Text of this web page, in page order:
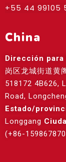
+55 44 99105
China
Dirección
岗区龙城街道黄
518172 4B626,
Road,
Estado/
Longgang
(+86-